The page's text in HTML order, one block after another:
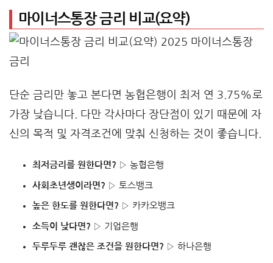
마이너스통장 금리 비교(요약)
단순 금리만 놓고 본다면 농협은행이 최저 연 3.75%로
가장 낮습니다. 다만 각사마다 장단점이 있기 때문에 자
신의 목적 및 자격조건에 맞춰 신청하는 것이 좋습니다.
최저금리를 원한다면? ▷ 농협은행
사회초년생이라면? ▷ 토스뱅크
높은 한도를 원한다면? ▷ 카카오뱅크
소득이 낮다면? ▷ 기업은행
두루두루 괜찮은 조건을 원한다면? ▷ 하나은행